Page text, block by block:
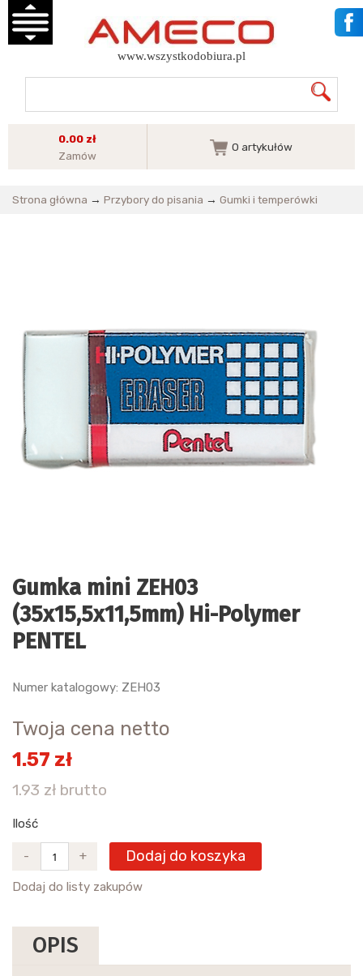
www.wszystkodobiura.pl
0.00 zł
Zamów
0 artykułów
Strona główna → Przybory do pisania → Gumki i temperówki
Gumka mini ZEH03
(35x15,5x11,5mm) Hi-Polymer
PENTEL
Numer katalogowy: ZEH03
Twoja cena netto
1.57 zł
1.93 zł brutto
Ilość
- + Dodaj do koszyka
Dodaj do listy zakupów
OPIS